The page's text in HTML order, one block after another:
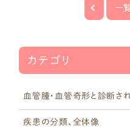
血管性腫
混合型脈
薬について
一
カテゴリ
血管腫・血管奇形と診断さ
疾患の分類、全体像